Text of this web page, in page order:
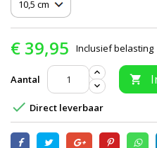
€ 39,95 Inclusief belasting
Aantal 
 Direct leverbaar